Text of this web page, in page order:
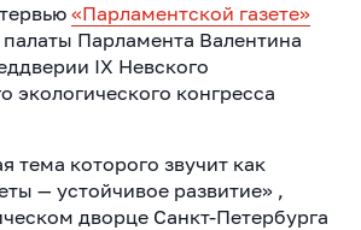
«Парламентской газете»
Парламента Валентина
IX Невского
экологического конгресса
тема которого звучит как
— устойчивое развитие» ,
дворце Санкт-Петербурга